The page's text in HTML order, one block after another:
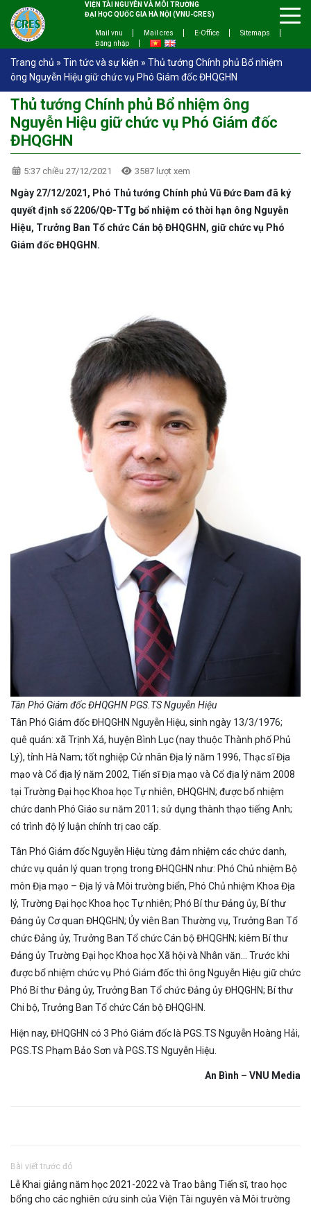
VIỆN TÀI NGUYÊN VÀ MÔI TRƯỜNG
ĐẠI HỌC QUỐC GIA HÀ NỘI (VNU-CRES)
Mail vnu Mail cres E-Office
Sitemaps
Đăng nhập
Trang chủ » Tin tức và sự kiện » Thủ tướng Chính phủ Bổ nhiệm
ông Nguyễn Hiệu giữ chức vụ Phó Giám đốc ĐHQGHN
Thủ tướng Chính phủ Bổ nhiệm ông
Nguyễn Hiệu giữ chức vụ Phó Giám đốc
ĐHQGHN
5:37 chiều 27/12/2021 3587 lượt xem
Ngày 27/12/2021, Phó Thủ tướng Chính phủ Vũ Đức Đam đã ký
quyết định số 2206/QĐ-TTg bổ nhiệm có thời hạn ông Nguyễn
Hiệu, Trưởng Ban Tổ chức Cán bộ ĐHQGHN, giữ chức vụ Phó
Giám đốc ĐHQGHN.
Tân Phó Giám đốc ĐHQGHN PGS.TS Nguyễn Hiệu
Tân Phó Giám đốc ĐHQGHN Nguyễn Hiệu, sinh ngày 13/3/1976;
quê quán: xã Trịnh Xá, huyện Bình Lục (nay thuộc Thành phố Phủ
Lý), tỉnh Hà Nam; tốt nghiệp Cử nhân Địa lý năm 1996, Thạc sĩ Địa
mạo và Cổ địa lý năm 2002, Tiến sĩ Địa mạo và Cổ địa lý năm 2008
tại Trường Đại học Khoa học Tự nhiên, ĐHQGHN; được bổ nhiệm
chức danh Phó Giáo sư năm 2011; sử dụng thành thạo tiếng Anh;
có trình độ lý luận chính trị cao cấp.
Tân Phó Giám đốc Nguyễn Hiệu từng đảm nhiệm các chức danh,
chức vụ quản lý quan trọng trong ĐHQGHN như: Phó Chủ nhiệm Bộ
môn Địa mạo – Địa lý và Môi trường biển, Phó Chủ nhiệm Khoa Địa
lý, Trường Đại học Khoa học Tự nhiên; Phó Bí thư Đảng ủy, Bí thư
Đảng ủy Cơ quan ĐHQGHN; Ủy viên Ban Thường vụ, Trưởng Ban Tổ
chức Đảng ủy, Trưởng Ban Tổ chức Cán bộ ĐHQGHN; kiêm Bí thư
Đảng ủy Trường Đại học Khoa học Xã hội và Nhân văn… Trước khi
được bổ nhiệm chức vụ Phó Giám đốc thì ông Nguyễn Hiệu giữ chức
Phó Bí thư Đảng ủy, Trưởng Ban Tổ chức Đảng ủy ĐHQGHN; Bí thư
Chi bộ, Trưởng Ban Tổ chức Cán bộ ĐHQGHN.
Hiện nay, ĐHQGHN có 3 Phó Giám đốc là PGS.TS Nguyễn Hoàng Hải,
PGS.TS Phạm Bảo Sơn và PGS.TS Nguyễn Hiệu.
An Bình – VNU Media
Bài viết trước đó
Lễ Khai giảng năm học 2021-2022 và Trao bằng Tiến sĩ, trao học
bổng cho các nghiên cứu sinh của Viện Tài nguyên và Môi trường